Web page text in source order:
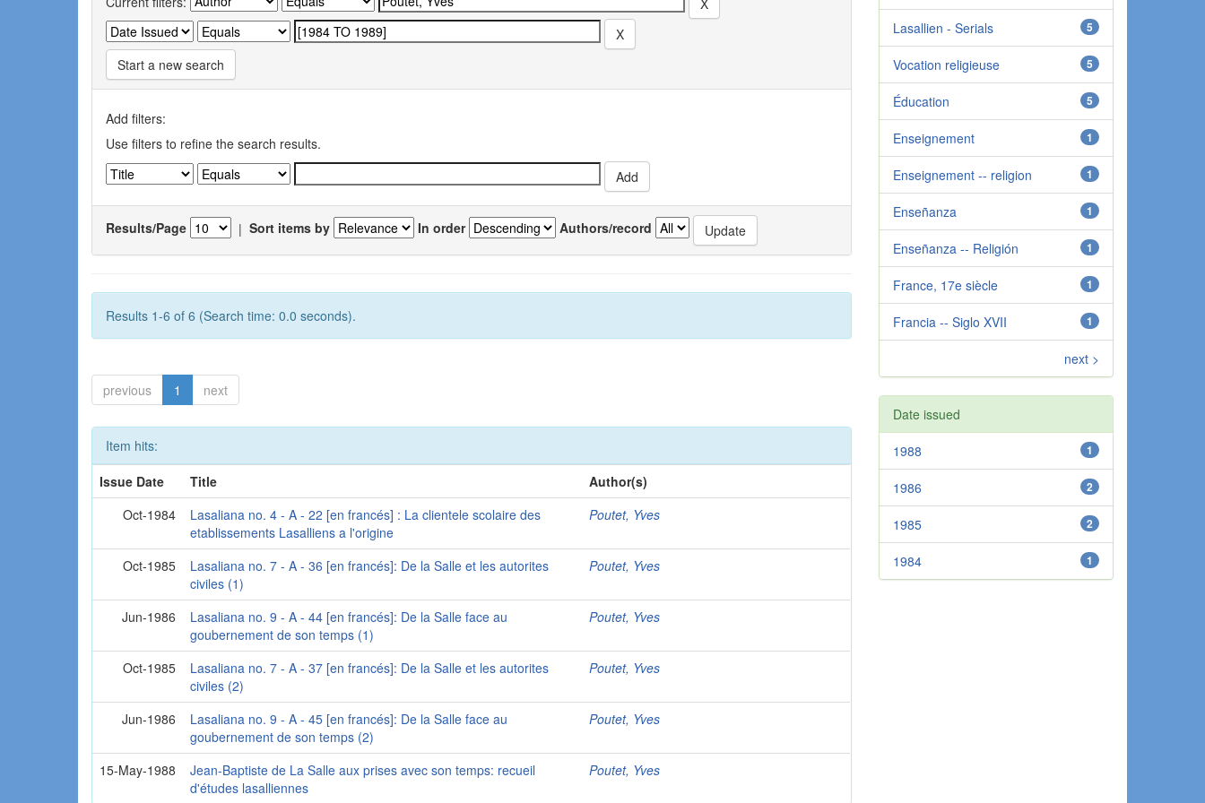
Start a new search
Add filters:
Use filters to refine the search results.
Results/Page | Sort items by In order Authors/record
Results 1-6 of 6 (Search time: 0.0 seconds).
previous 1 next
Item hits:
Issue Date
Title
Author(s)
Oct-1984
Lasaliana no. 4 - A - 22 [en francés] : La clientele scolaire des
etablissements Lasalliens a l'origine
Poutet, Yves
Oct-1985
Lasaliana no. 7 - A - 36 [en francés]: De la Salle et les autorites
civiles (1)
Poutet, Yves
Jun-1986
Lasaliana no. 9 - A - 44 [en francés]: De la Salle face au
goubernement de son temps (1)
Poutet, Yves
Oct-1985
Lasaliana no. 7 - A - 37 [en francés]: De la Salle et les autorites
civiles (2)
Poutet, Yves
Jun-1986
Lasaliana no. 9 - A - 45 [en francés]: De la Salle face au
goubernement de son temps (2)
Poutet, Yves
15-May-1988
Jean-Baptiste de La Salle aux prises avec son temps: recueil
d'études lasalliennes
Poutet, Yves
5
Lasallien - Serials
5
Vocation religieuse
5
Éducation
1
Enseignement
1
Enseignement -- religion
1
Enseñanza
1
Enseñanza -- Religión
1
France, 17e siècle
1
Francia -- Siglo XVII
next >
Date issued
1
1988
2
1986
2
1985
1
1984